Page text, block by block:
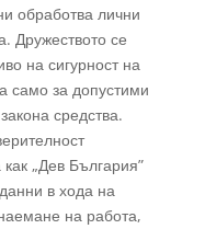
обработва лични
Дружеството се
на сигурност на
само за допустими
средства.
„Дев България”
в хода на
на работа,